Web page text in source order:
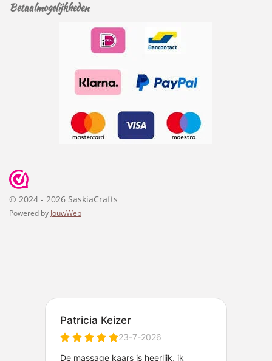
Betaalmogelijkheden
© 2024 - 2026 SaskiaCrafts
Powered by JouwWeb